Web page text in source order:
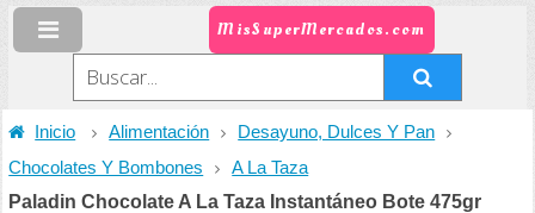
MisSuperMercados.com
Inicio Alimentación
Desayuno, Dulces Y Pan
Chocolates Y Bombones
A La Taza
Paladin Chocolate A La Taza Instantáneo Bote 475gr